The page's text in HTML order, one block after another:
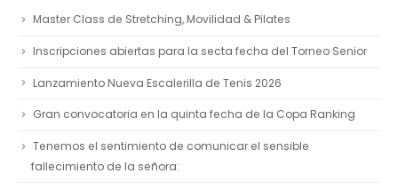
Master Class de Stretching, Movilidad & Pilates
Inscripciones abiertas para la secta fecha del Torneo Senior
Lanzamiento Nueva Escalerilla de Tenis 2026
Gran convocatoria en la quinta fecha de la Copa Ranking
Tenemos el sentimiento de comunicar el sensible
fallecimiento de la señora: